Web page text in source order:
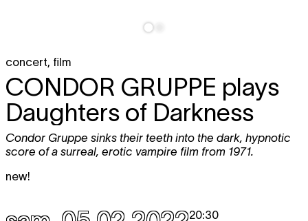
concert, film
CONDOR GRUPPE plays
Daughters of Darkness
Condor Gruppe sinks their teeth into the dark, hypnotic
score of a surreal, erotic vampire film from 1971.
new!
20:30